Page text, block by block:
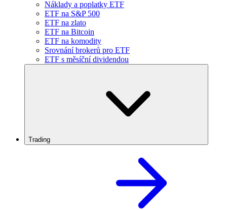
Náklady a poplatky ETF
ETF na S&P 500
ETF na zlato
ETF na Bitcoin
ETF na komodity
Srovnání brokerů pro ETF
ETF s měsíční dividendou
Trading